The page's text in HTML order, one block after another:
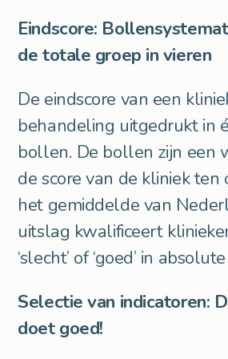
Eindscore:
de totale groep in vieren
De eindscore van een
behandeling uitgedrukt in
bollen. De bollen zijn een
de score van de kliniek ten
het gemiddelde van
uitslag kwalificeert
‘slecht’ of ‘goed’ in
Selectie van indicatoren:
doet goed!